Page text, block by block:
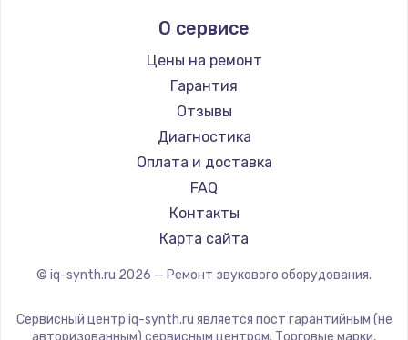
Заказать
Замена жесткого диска
Заказать
Заказать
Замена видеокарты
О сервисе
Цены на ремонт
Гарантия
Отзывы
Диагностика
Оплата и доставка
FAQ
Контакты
Карта сайта
© iq-synth.ru 2026 — Ремонт звукового оборудования.
Сервисный центр iq-synth.ru является пост гарантийным (не
авторизованным) сервисным центром. Торговые марки,